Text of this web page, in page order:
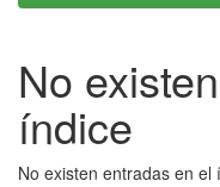
No
índice
No existen entradas en el